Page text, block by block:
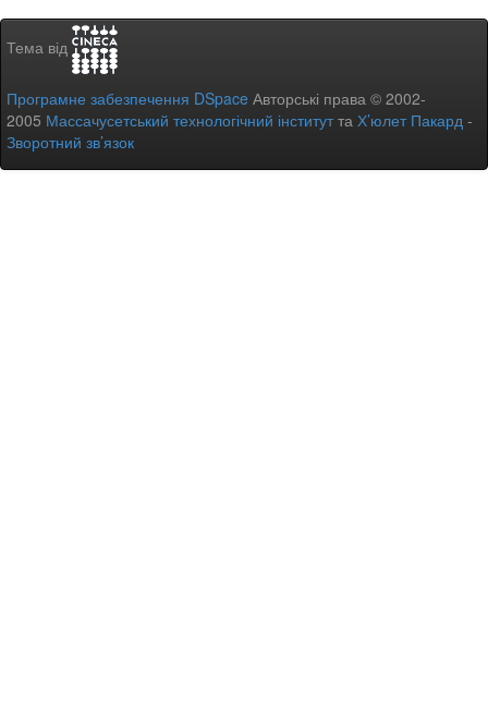
Тема від
Програмне забезпечення DSpace Авторські права © 2002-
2005 Массачусетський технологічний інститутта Х’юлет Пакард -
Зворотний зв’язок